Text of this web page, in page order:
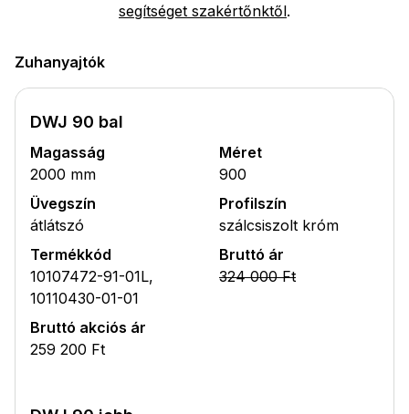
segítséget szakértőnktől.
Zuhanyajtók
DWJ 90 bal
Magasság
2000 mm
Méret
900
Üvegszín
átlátszó
Profilszín
szálcsiszolt króm
Termékkód
10107472-91-01L,
10110430-01-01
Bruttó ár
324 000 Ft
Bruttó akciós ár
259 200 Ft